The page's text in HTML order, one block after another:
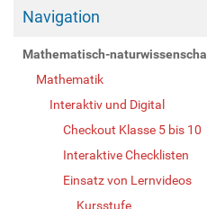
Navigation
Mathematisch-
Mathematik
Interaktiv und Digital
Checkout Klasse 5 bis 10
Interaktive Checklisten
Einsatz von Lernvideos
Kursstufe